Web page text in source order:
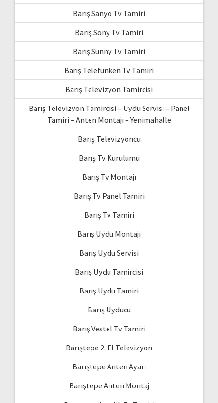
Barış Sanyo Tv Tamiri
Barış Sony Tv Tamiri
Barış Sunny Tv Tamiri
Barış Telefunken Tv Tamiri
Barış Televizyon Tamircisi
Barış Televizyon Tamircisi – Uydu Servisi – Panel
Tamiri – Anten Montajı – Yenimahalle
Barış Televizyoncu
Barış Tv Kurulumu
Barış Tv Montajı
Barış Tv Panel Tamiri
Barış Tv Tamiri
Barış Uydu Montajı
Barış Uydu Servisi
Barış Uydu Tamircisi
Barış Uydu Tamiri
Barış Uyducu
Barış Vestel Tv Tamiri
Barıştepe 2. El Televizyon
Barıştepe Anten Ayarı
Barıştepe Anten Montaj